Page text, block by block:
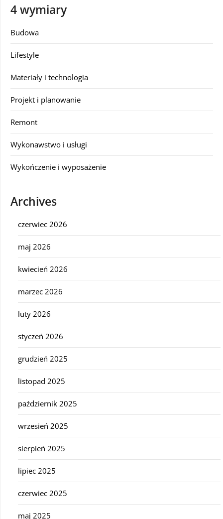
4 wymiary
Budowa
Lifestyle
Materiały i technologia
Projekt i planowanie
Remont
Wykonawstwo i usługi
Wykończenie i wyposażenie
Archives
czerwiec 2026
maj 2026
kwiecień 2026
marzec 2026
luty 2026
styczeń 2026
grudzień 2025
listopad 2025
październik 2025
wrzesień 2025
sierpień 2025
lipiec 2025
czerwiec 2025
maj 2025